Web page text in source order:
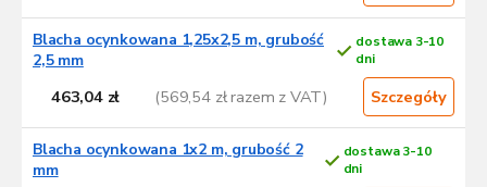
Blacha ocynkowana 1,25x2,5 m, grubość
2,5 mm
dostawa 3-10
dni
463,04 zł (569,54 zł razem z VAT) Szczegóły
Blacha ocynkowana 1x2 m, grubość 2
mm
dostawa 3-10
dni